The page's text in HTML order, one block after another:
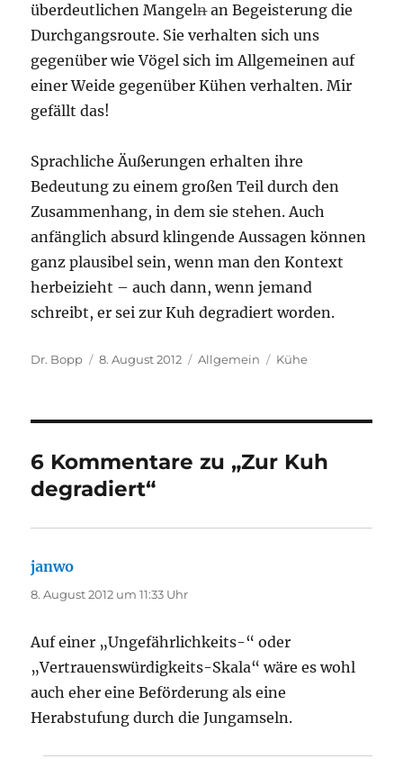
überdeutlichen Mangelnan Begeisterung die
Durchgangsroute. Sie verhalten sich uns
gegenüber wie Vögel sich im Allgemeinen auf
einer Weide gegenüber Kühen verhalten. Mir
gefällt das!
Sprachliche Äußerungen erhalten ihre
Bedeutung zu einem großen Teil durch den
Zusammenhang, in dem sie stehen. Auch
anfänglich absurd klingende Aussagen können
ganz plausibel sein, wenn man den Kontext
herbeizieht – auch dann, wenn jemand
schreibt, er sei zur Kuh degradiert worden.
Autor
Dr. Bopp
Veröffentlicht
8. August 2012 Kategorien
Allgemein Schlagwörter
Kühe
6 Kommentare zu „Zur Kuh
degradiert“
janwo
8. August 2012 um 11:33 Uhr
Auf einer „Ungefährlichkeits-“ oder
„Vertrauenswürdigkeits-Skala“ wäre es wohl
auch eher eine Beförderung als eine
Herabstufung durch die Jungamseln.